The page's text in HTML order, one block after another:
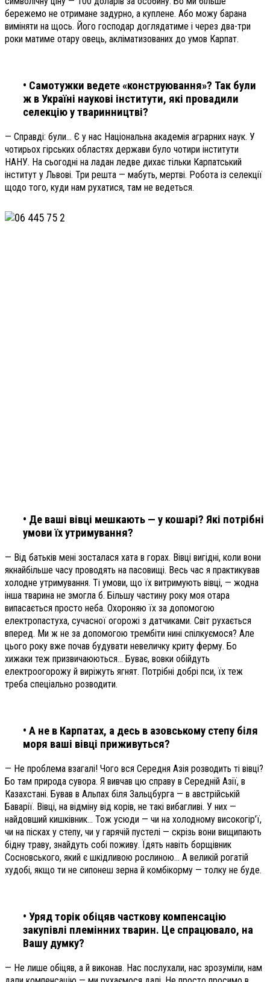
бережемо не отримане задурно, а куплене. Або можу барана
виміняти на щось. Його господар доглядатиме і через два-три
роки матиме отару овець, акліматизованих до умов Карпат.
• Самотужки ведете «конструювання»? Так були
ж в Україні наукові інститути, які провадили
селекцію у тваринництві?
— Справді: були… Є у нас Національна академія аграрних наук. У
чотирьох гірських областях держави було чотири інститути
НАНУ. На сьогодні на ладан ледве дихає тільки Карпатський
інститут у Львові. Три решта — мабуть, мертві. Робота із селекції
щодо того, куди нам рухатися, там не ведеться.
• Де ваші вівці мешкають — у кошарі? Які потрібні
умови їх утримування?
— Від батьків мені зосталася хата в горах. Вівці вигідні, коли вони
якнайбільше часу проводять на пасовищі. Весь час я практикував
холодне утримування. Ті умови, що їх витримують вівці, — жодна
інша тварина не змогла б. Більшу частину року моя отара
випасається просто неба. Охороняю їх за допомогою
електропастуха, сучасної огорожі з датчиками. Світ рухається
вперед. Ми ж не за допомогою трембіти нині спілкуємося? Але
цього року вже почав будувати невеличку криту ферму. Бо
хижаки теж призвичаюються… Буває, вовки обійдуть
електроогорожу й виріжуть ягнят. Потрібні добрі пси, їх теж
треба спеціально розводити.
• А не в Карпатах, а десь в азовському степу біля
моря ваші вівці приживуться?
— Не проблема взагалі! Чого вся Середня Азія розводить ті вівці?
Бо там природа сувора. Я вивчав цю справу в Середній Азії, в
Казахстані. Бував в Альпах біля Зальцбурга — в австрійській
Баварії. Вівці, на відміну від корів, не такі вибагливі. У них —
найдовший кишківник… Тож усюди — чи на холодному високогір’ї,
чи на пісках у степу, чи у гарячій пустелі — скрізь вони вищипають
бідну траву, знайдуть собі поживу. Їдять навіть борщівник
Сосновського, який є шкідливою рослиною… А великій рогатій
худобі, якщо ти не сипонеш зерна й комбікорму — толку не буде.
• Уряд торік обіцяв часткову компенсацію
закупівлі племінних тварин. Це спрацювало, на
Вашу думку?
— Не лише обіцяв, а й виконав. Нас послухали, нас зрозуміли, нам